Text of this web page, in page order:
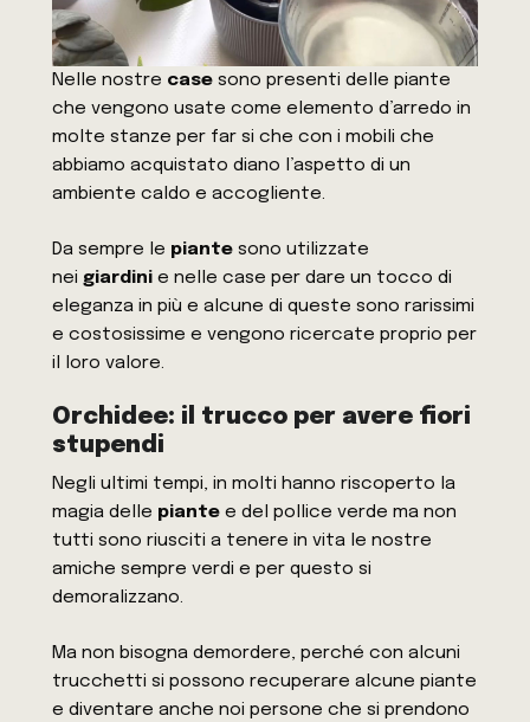
Nelle nostre case sono presenti delle piante
che vengono usate come elemento d’arredo in
molte stanze per far si che con i mobili che
abbiamo acquistato diano l’aspetto di un
ambiente caldo e accogliente.
Da sempre le piante sono utilizzate
nei giardini e nelle case per dare un tocco di
eleganza in più e alcune di queste sono rarissimi
e costosissime e vengono ricercate proprio per
il loro valore.
Orchidee: il trucco per avere fiori
stupendi
Negli ultimi tempi, in molti hanno riscoperto la
magia delle piante e del pollice verde ma non
tutti sono riusciti a tenere in vita le nostre
amiche sempre verdi e per questo si
demoralizzano.
Ma non bisogna demordere, perché con alcuni
trucchetti si possono recuperare alcune piante
e diventare anche noi persone che si prendono